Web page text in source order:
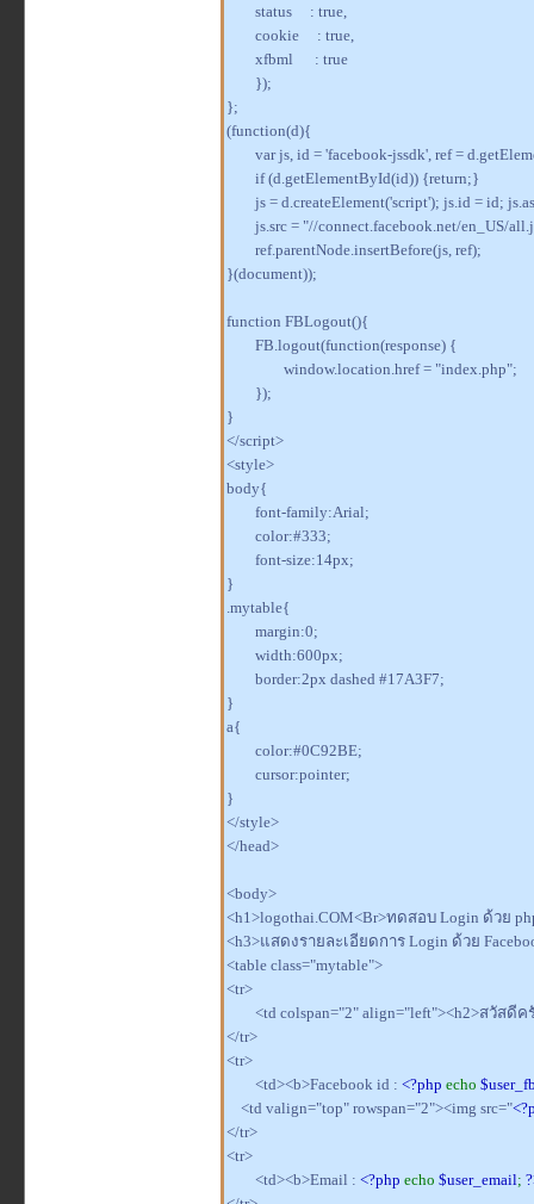
status : true,
cookie : true,
xfbml : true
});
};
(function(d){
var js, id = 'facebook-jssdk', ref =
if (d.getElementById(id)) {return;}
js = d.createElement('script'); js.id = id;
js.src = "//connect.facebook.net/en_US/
ref.parentNode.insertBefore(js, ref);
}(document));
function FBLogout(){
FB.logout(function(response) {
window.location.href = "index.php";
});
}
</script>
<style>
body{
font-family:Arial;
color:#333;
font-size:14px;
}
.mytable{
margin:0;
width:600px;
border:2px dashed #17A3F7;
}
a{
color:#0C92BE;
cursor:pointer;
}
</style>
</head>
<body>
<h1>logothai.COM<Br>ทดสอบ Login ด้วย
<h3>แสดงรายละเอียดการ Login ด้วย
<table class="mytable">
<tr>
<td colspan="2" align="left"><h2>สวัสดี
</tr>
<tr>
<td><b>Facebook id : <?php echo
<td valign="top" rowspan="2"><img src="
</tr>
<tr>
<td><b>Email : <?php echo $user_email;